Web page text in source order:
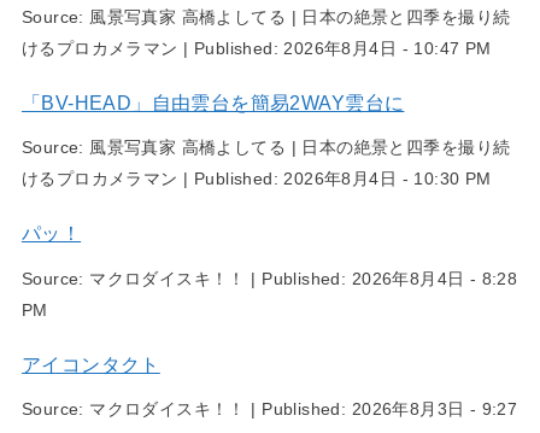
Source: 風景写真家 高橋よしてる | 日本の絶景と四季を撮り続
けるプロカメラマン | Published: 2026年8月4日 - 10:47 PM
「BV-HEAD」自由雲台を簡易2WAY雲台に
Source: 風景写真家 高橋よしてる | 日本の絶景と四季を撮り続
けるプロカメラマン | Published:2026年8月4日 - 10:30 PM
パッ！
Source: マクロダイスキ！！ | Published: 2026年8月4日 - 8:28
PM
アイコンタクト
Source: マクロダイスキ！！ | Published: 2026年8月3日 - 9:27